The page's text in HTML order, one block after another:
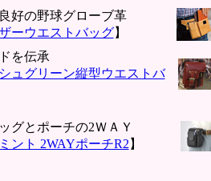
好の野球グローブ革
ーウエストバッグ】
を伝承
ュグリーン縦型ウエストバ
グとポーチの2ＷＡＹ
ント 2WAYポーチR2 】